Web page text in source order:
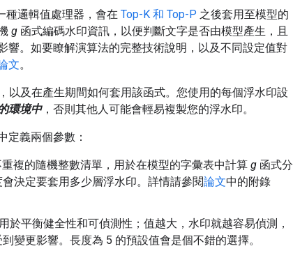
種邏輯值處理器，會在 Top-K 和 Top-P 之後套用至模型的
g 函式編碼水印資訊，以便判斷文字是否由模型產生，且
響。如要瞭解演算法的完整技術說明，以及不同設定值對
文。
以及在產生期間如何套用該函式。您使用的每個浮水印設
環境中，否則其他人可能會輕易複製您的浮水印。
定義兩個參數：
複的隨機整數清單，用於在模型的字彙表中計算 g 函式分
決定要套用多少層浮水印。詳情請參閱論文中的附錄
於平衡健全性和可偵測性；值越大，水印就越容易偵測，
變更影響。長度為 5 的預設值會是個不錯的選擇。